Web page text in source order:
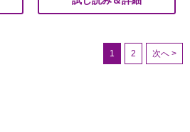
1 2 次へ >